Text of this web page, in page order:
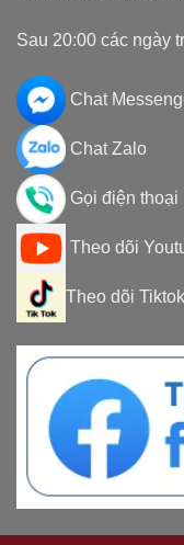
Sau 20:00 các ngày
Chat
Chat Zalo
Gọi điện thoại
Theo dõi
Theo dõi Tiktok